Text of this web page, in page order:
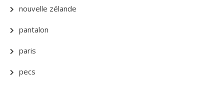
nouvelle zélande
pantalon
paris
pecs